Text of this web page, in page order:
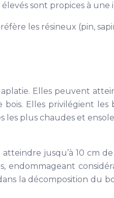
sont propices à une
les résineux (pin,
Elles peuvent
Elles privilégient les
les plus chaudes et
jusqu’à 10 cm
la décomposition du